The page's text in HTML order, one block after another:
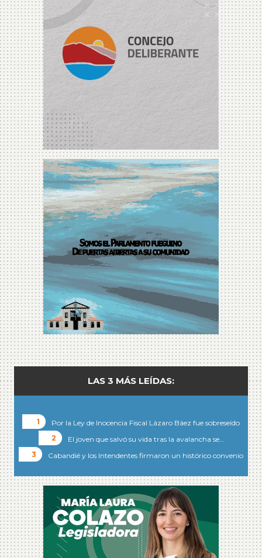
LAS 3 MÁS LEÍDAS:
Por la Ley de Inocencia Fiscal Lázaro Báez fue sobreseído
El joven que salvó su vida tras la avalancha se…
Cabandié y los Intendentes firmaron un histórico convenio